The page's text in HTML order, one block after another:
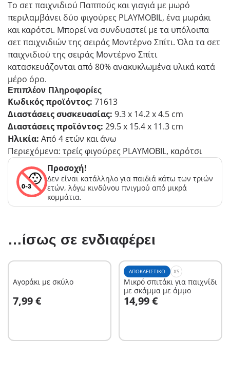
Το σετ παιχνιδιού Παππούς και γιαγιά με μωρό
περιλαμβάνει δύο φιγούρες PLAYMOBIL, ένα μωράκι
και καρότσι. Μπορεί να συνδυαστεί με τα υπόλοιπα
σετ παιχνιδιών της σειράς Μοντέρνο Σπίτι. Όλα τα σετ
παιχνιδιού της σειράς Μοντέρνο Σπίτι
κατασκευάζονται από 80% ανακυκλωμένα υλικά κατά
μέρο όρο.
Επιπλέον Πληροφορίες
Κωδικός προϊόντος: 71613
Διαστάσεις συσκευασίας: 9.3 x 14.2 x 4.5 cm
Διαστάσεις προϊόντος: 29.5 x 15.4 x 11.3 cm
Ηλικία: Από 4 ετών και άνω
Περιεχόμενα: τρείς φιγούρες PLAYMOBIL, καρότσι
Προσοχή!
Δεν είναι κατάλληλο για παιδιά κάτω των τριών
ετών, λόγω κινδύνου πνιγμού από μικρά
κομμάτια.
…ίσως σε ενδιαφέρει
Αγοράκι με σκύλο
7,99 €
ΑΠΟΚΛΕΙΣΤΙΚΌ XS
Μικρό σπιτάκι για παιχνίδι
με σκάμμα με άμμο
14,99 €
Στο καλάθι